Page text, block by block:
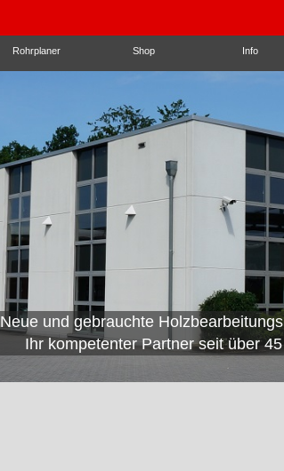
Rohrplaner Shop Info
Neue und gebrauchte
Ihr kompetenter Partner seit über
Wir beraten mit passenden
Automatisierungslösungen!